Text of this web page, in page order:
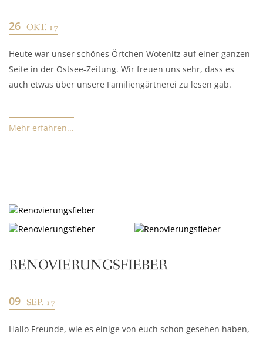
26 OKT. 17
Heute war unser schönes Örtchen Wotenitz auf einer ganzen
Seite in der Ostsee-Zeitung. Wir freuen uns sehr, dass es
auch etwas über unsere Familiengärtnerei zu lesen gab.
Mehr erfahren...
RENOVIERUNGSFIEBER
09 SEP. 17
Hallo Freunde, wie es einige von euch schon gesehen haben,